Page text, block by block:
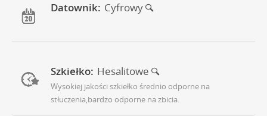
Datownik: Cyfrowy
Szkiełko: Hesalitowe
Wysokiej jakości szkiełko średnio odporne na
stłuczenia,bardzo odporne na zbicia.